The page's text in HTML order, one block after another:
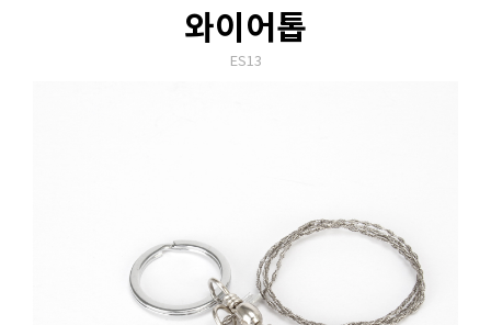
와이어톱
ES13